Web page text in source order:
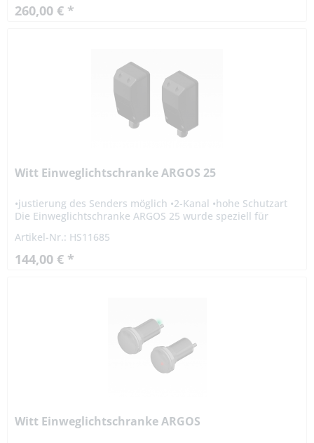
260,00 € *
Witt Einweglichtschranke ARGOS 25
•justierung des Senders möglich •2-Kanal •hohe Schutzart
Die Einweglichtschranke ARGOS 25 wurde speziell für
montiert werden...
Artikel-Nr.: HS11685
144,00 € *
Witt Einweglichtschranke ARGOS